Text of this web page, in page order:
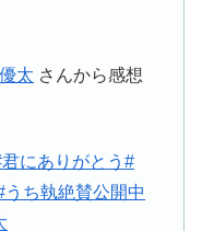
太 さんから感想
にありがとう #
うち執絶賛公開中